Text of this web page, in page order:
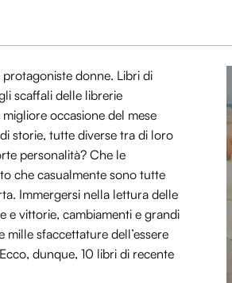
donne. Libri di
scaffali delle librerie
occasione del mese
storie, tutte diverse tra di loro
personalità? Che le
che casualmente sono tutte
Immergersi nella lettura delle
e vittorie, cambiamenti e grandi
sfaccettature dell’essere
dunque, 10 libri di recente